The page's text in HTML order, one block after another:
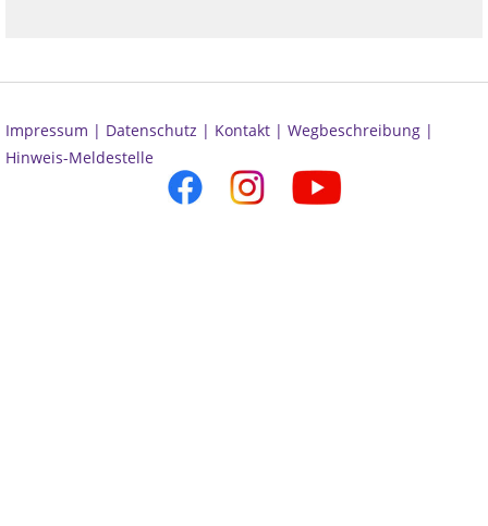
Impressum | Datenschutz | Kontakt | Wegbeschreibung |
Hinweis-Meldestelle